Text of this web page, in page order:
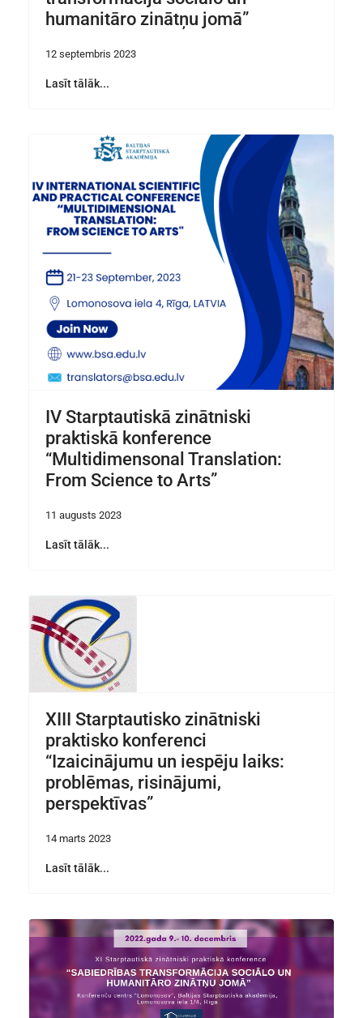
humanitāro zinātņu jomā”
12 septembris 2023
Lasīt tālāk...
IV Starptautiskā zinātniski
praktiskā konference
“Multidimensonal Translation:
From Science to Arts”
11 augusts 2023
Lasīt tālāk...
XIII Starptautisko zinātniski
praktisko konferenci
“Izaicinājumu un iespēju laiks:
problēmas, risinājumi,
perspektīvas”
14 marts 2023
Lasīt tālāk...